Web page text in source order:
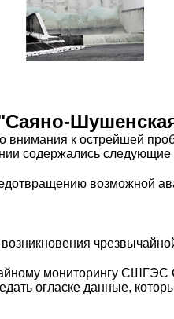
внимания к острейшей
содержались следующие
возможной
мониторингу СШГЭС
огласке данные,